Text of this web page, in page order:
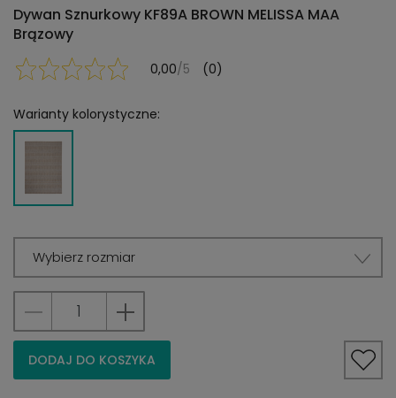
Dywan Sznurkowy KF89A BROWN MELISSA MAA
Brązowy
0,00/5 (0)
Warianty kolorystyczne:
Wybierz rozmiar
DODAJ DO KOSZYKA